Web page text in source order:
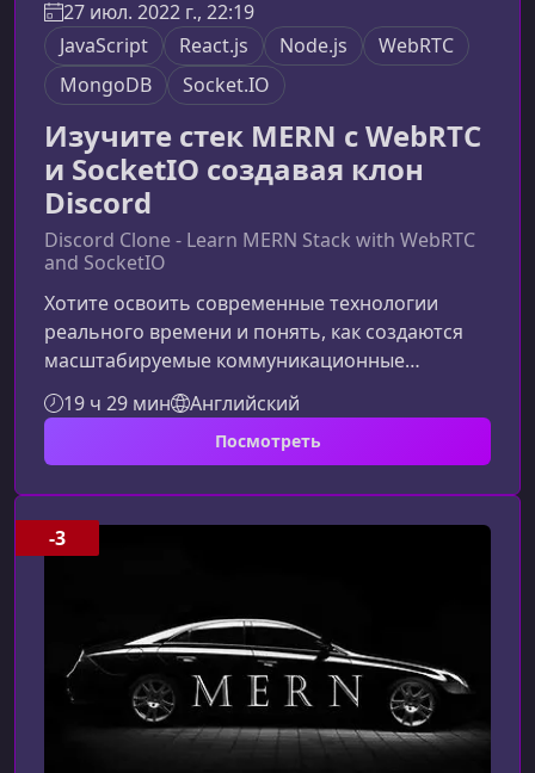
27 июл. 2022 г., 22:19
JavaScript
React.js Node.js
WebRTC
MongoDB
Socket.IO
Изучите стек MERN с WebRTC
и SocketIO создавая клон
Discord
Discord Clone - Learn MERN Stack with WebRTC
and SocketIO
Хотите освоить современные технологии
реального времени и понять, как создаются
масштабируемые коммуникационные
приложения? Этот курс — ваш практический
путь к созданию полного аналога Discord на
стеке MERN с использованием WebRTC и
описание курса и ключевые преимущества,
которые помогут лучше понять, чему вы
научитесь.Что представляет собой курсКурс
19 ч 29 мин Английский
Посмотреть
-3